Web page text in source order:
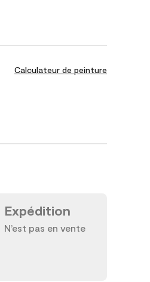
Calculateur de peinture
Expédition
N’est pas en vente